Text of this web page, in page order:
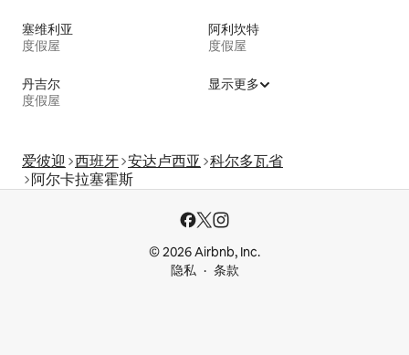
塞维利亚
度假屋
阿利坎特
度假屋
丹吉尔
度假屋
显示更多
爱彼迎 西班牙 安达卢西亚 科尔多瓦省
阿尔卡拉塞霍斯
© 2026 Airbnb, Inc.
隐私
条款